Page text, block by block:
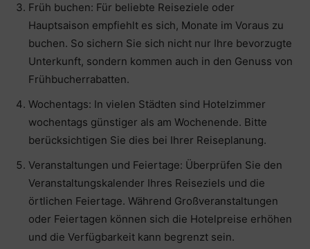
Früh buchen: Für beliebte Reiseziele oder
Hauptsaison empfiehlt es sich, Monate im Voraus zu
buchen. So sichern Sie sich nicht nur Ihre bevorzugte
Unterkunft, sondern kommen auch in den Genuss von
Frühbucherrabatten.
Wochentags: In vielen Städten sind Hotelzimmer
wochentags günstiger als am Wochenende. Bitte
berücksichtigen Sie dies bei Ihrer Reiseplanung.
Veranstaltungen und Feiertage: Überprüfen Sie den
Veranstaltungskalender Ihres Reiseziels und die
örtlichen Feiertage. Während Großveranstaltungen
oder Feiertagen können sich die Hotelpreise erhöhen
und die Verfügbarkeit kann begrenzt sein.